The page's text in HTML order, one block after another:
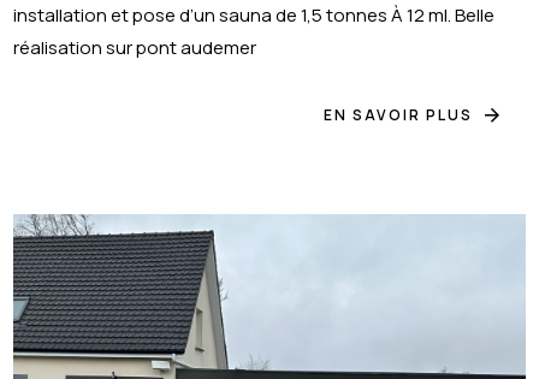
installation et pose d’un sauna de 1,5 tonnes À 12 ml. Belle
réalisation sur pont audemer
EN SAVOIR PLUS